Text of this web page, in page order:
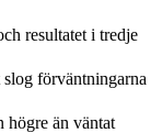
resultatet i tredje
slog förväntningarna
högre än väntat